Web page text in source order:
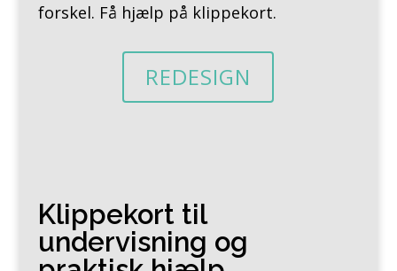
forskel. Få hjælp på klippekort.
REDESIGN
Klippekort til
undervisning og